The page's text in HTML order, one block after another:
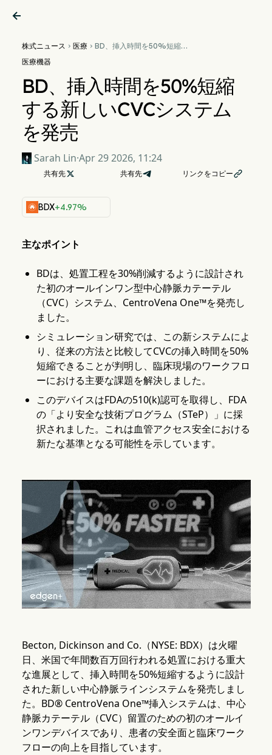

株式ニュース  医療 BD、挿入時間を50%短縮す
医療機器
BD、挿入時間を50%短縮
する新しいCVCシステム
を発売
Sarah Lin·Apr 29 2026, 11:24
共有先 共有先 リンクをコピー
BDX+4.97%
主なポイント
BDは、処置工程を30%削減するように設計され
た初のオールインワン型中心静脈カテーテル
（CVC）システム、CentroVena One™を発売し
ました。
シミュレーション研究では、この新システムによ
り、従来の方法と比較してCVCの挿入時間を50%
短縮できることが判明し、臨床現場のワークフロ
ーにおける主要な課題を解決しました。
このデバイスはFDAの510(k)認可を取得し、FDA
の「より安全な技術プログラム（STeP）」に採
択されました。これは血管アクセス安全における
新たな基準となる可能性を示しています。
Becton, Dickinson and Co.（NYSE: BDX）は火曜
日、米国で年間数百万回行われる処置における重大
な進展として、挿入時間を50%短縮するように設計
された新しい中心静脈ラインシステムを発売しまし
た。BD® CentroVena One™挿入システムは、中心
静脈カテーテル（CVC）留置のための初のオールイ
ンワンデバイスであり、患者の安全面と臨床ワーク
フローの向上を目指しています。